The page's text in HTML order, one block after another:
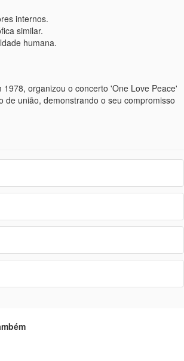
internos.
similar.
humana.
organizou o concerto 'One Love Peace'
união, demonstrando o seu compromisso